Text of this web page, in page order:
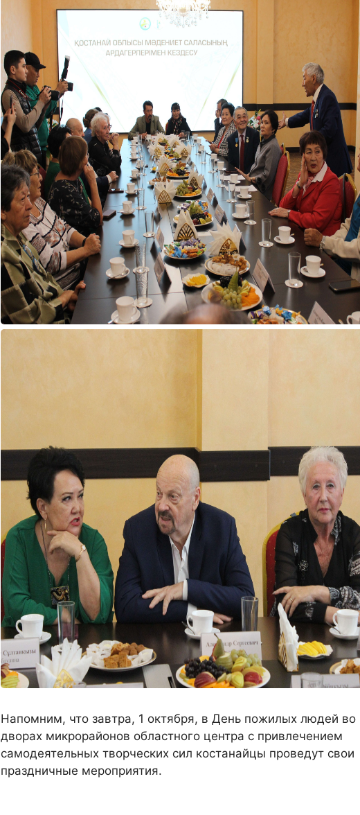
Напомним, что завтра, 1 октября, в День пожилых людей во
дворах микрорайонов областного центра с привлечением
самодеятельных творческих сил костанайцы проведут свои
праздничные мероприятия.